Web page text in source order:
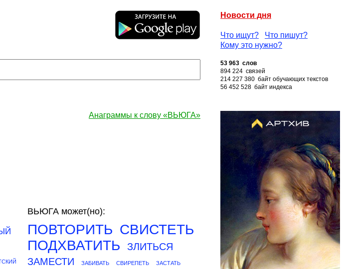
Новости дня
Что ищут?
Что пишут?
Кому это нужно?
53 963 слов
894 224 связей
214 227 380 байт обучающих текстов
56 452 528 байт индекса
Анаграммы к слову «ВЬЮГА»
ВЬЮГА может(но):
ПОВТОРИТЬ СВИСТЕТЬ
ПОДХВАТИТЬ
ЗЛИТЬСЯ
ЗАМЕСТИ
ЗАБИВАТЬ СВИРЕПЕТЬ ЗАСТАТЬ